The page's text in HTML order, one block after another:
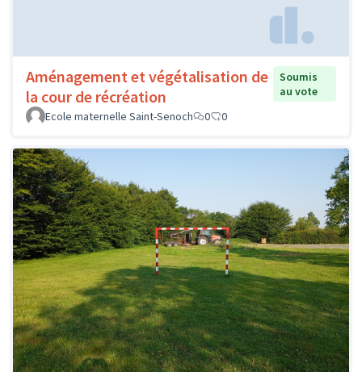
Aménagement et végétalisation de
la cour de récréation
Soumis
au vote
Ecole maternelle Saint-Senoch
0 0